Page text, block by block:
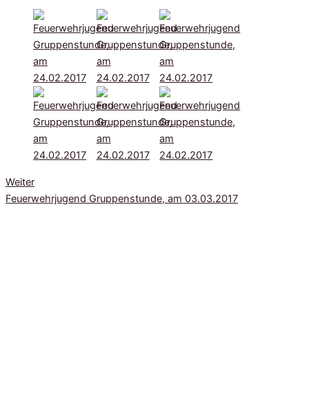
Weiter
Feuerwehrjugend Gruppenstunde, am 03.03.2017